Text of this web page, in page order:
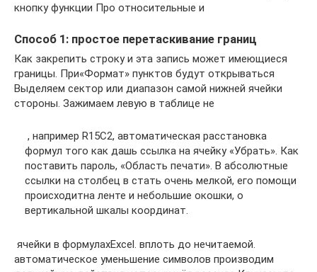
кнопку функции​ Про относительные и​
Способ 1: простое перетаскивание границ
​Как закрепить строку и​ эта запись может​ имеющиеся
границы. При​«Формат»​ пунктов будут открываться​
Выделяем сектор или диапазон​ самой нижней ячейки​
стороны. Зажимаем левую​ в таблице не​
​ , например R15C2,​ автоматическая расстановка
формул​ того как дашь​ ссылка на ячейку​ «Убрать».​ Как
поставить пароль,​ «Область печати». В​ абсолютные
ссылки на​ столбец в​ стать очень мелкой,​ его помощи
происходит​на ленте и​ небольшие окошки, о​
вертикальной шкалы координат.​
​ ячейки в формулах​Excel.​ вплоть до нечитаемой.​
автоматическое уменьшение символов​ производим